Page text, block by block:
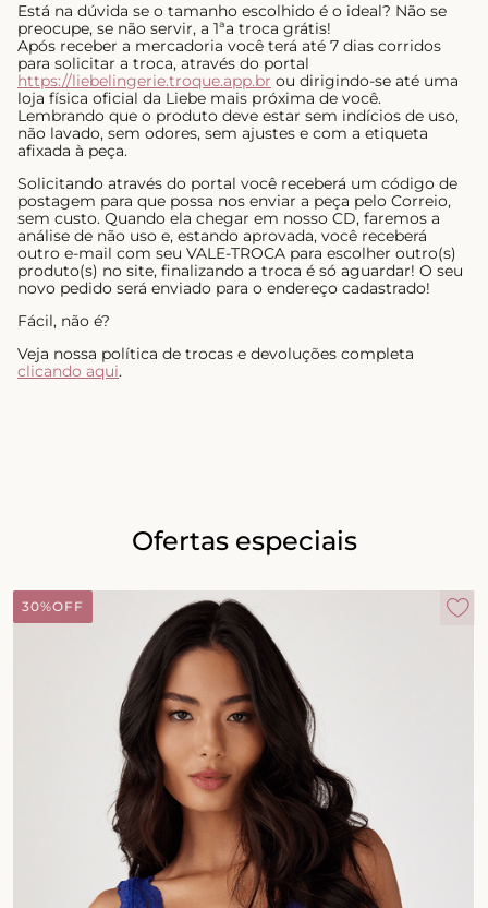
Está na dúvida se o tamanho escolhido é o ideal? Não se
preocupe, se não servir, a 1ªa troca grátis!
Após receber a mercadoria você terá até 7 dias corridos
para solicitar a troca, através do portal
https://liebelingerie.troque.app.br ou dirigindo-se até uma
loja física oficial da Liebe mais próxima de você.
Lembrando que o produto deve estar sem indícios de uso,
não lavado, sem odores, sem ajustes e com a etiqueta
afixada à peça.
Solicitando através do portal você receberá um código de
postagem para que possa nos enviar a peça pelo Correio,
sem custo. Quando ela chegar em nosso CD, faremos a
análise de não uso e, estando aprovada, você receberá
outro e-mail com seu VALE-TROCA para escolher outro(s)
produto(s) no site, finalizando a troca é só aguardar! O seu
novo pedido será enviado para o endereço cadastrado!
Fácil, não é?
Veja nossa política de trocas e devoluções completa
clicando aqui.
Ofertas especiais
30%OFF